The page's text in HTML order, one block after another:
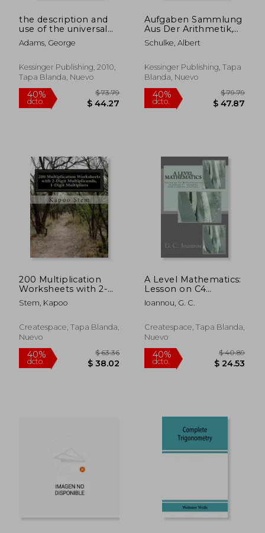
the description and
use of the universal
trigonometrical
octant (1753) (en
Adams, George
Kessinger Publishing, 2010,
Tapa Blanda, Nuevo
40%
dcto.
$ 73.79
$ 44.27
Aufgaben Sammlung
Aus Der Arithmetik,
Geometrie,
Trigonometrie Und
(en Alemán)
Schulke, Albert
Kessinger Publishing, Tapa
Blanda, Nuevo
40%
200 Multiplication
Worksheets with 2-
Digit Multiplicands, 1-
Digit Multipliers: Math
(en Inglés)
Stem, Kapoo
Createspace, Tapa Blanda,
Nuevo
A Level Mathematics:
Lesson on C4
Differentiation (en
Inglés)
Ioannou, G. C.
Createspace, Tapa Blanda,
Nuevo